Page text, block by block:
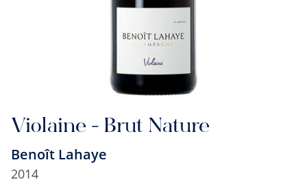
Violaine - Brut Nature
Benoît Lahaye
2014